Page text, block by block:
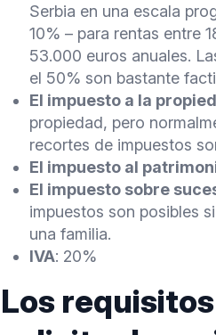
Serbia en una escala
10% – para rentas entre
53.000 euros anuales.
el 50% son bastante
El impuesto a la
propiedad, pero
recortes de impuestos
El impuesto al
El impuesto sobre
impuestos son posibles
una familia.
IVA: 20%
Los